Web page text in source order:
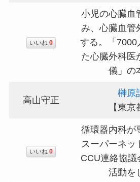
いいね 0
小児の心臓血
み、心臓血管
する。「7000
た心臓外科医
儀」の
高山守正
榊原
【東京
いいね 0
循環器内科が
スーパーネッ
CCU連絡協議
活動を